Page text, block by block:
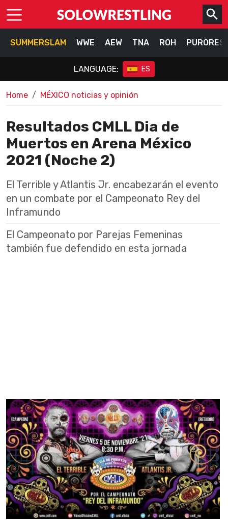
SUMMERSLAM WWE AEW TNA ROH
LANGUAGE: ES
Home MÉXICO noticias y opinión
Resultados CMLL Dia de
Muertos en Arena México
2021 (Noche 2)
El Terrible y Atlantis Jr. encabezarán el evento
en un combate por el Campeonato Rey del
Inframundo
El Campeonato por Parejas Femeninas
también fue defendido en esta jornada